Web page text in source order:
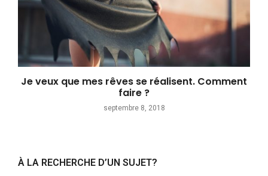
Je veux que mes rêves se réalisent. Comment
faire ?
septembre 8, 2018
À LA RECHERCHE D’UN SUJET?